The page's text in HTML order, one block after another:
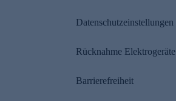
Datenschutzeinstellungen
Rücknahme Elektrogeräte
Barrierefreiheit